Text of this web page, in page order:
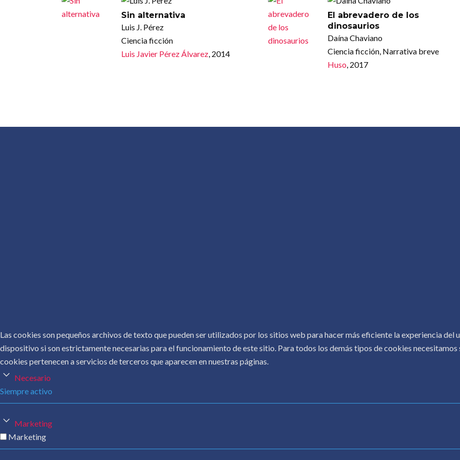
Sin alternativa
Luis J. Pérez
Ciencia ficción
Luis Javier Pérez Álvarez, 2014
El abrevadero de los
dinosaurios
Daína Chaviano
Ciencia ficción, Narrativa breve
Huso, 2017
Las cookies son pequeños archivos de texto que pueden ser utilizados por los sitios web para hacer más eficiente la experiencia del
dispositivo si son estrictamente necesarias para el funcionamiento de este sitio. Para todos los demás tipos de cookies
cookies pertenecen a servicios de terceros que aparecen en nuestras páginas.
Necesario
Siempre activo
Marketing
Marketing